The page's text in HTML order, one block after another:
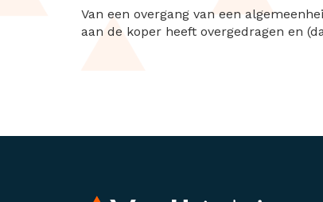
Van een overgang van een
aan de koper heeft overgedragen en